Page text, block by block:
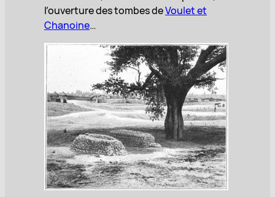
l’ouverture des tombes deVoulet et
Chanoine…